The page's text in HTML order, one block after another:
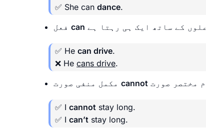
✅ She can dance.
can
✅ He can drive.
❌ He cans drive.
cannot
✅ I cannot stay long.
✅ I can’t stay long.